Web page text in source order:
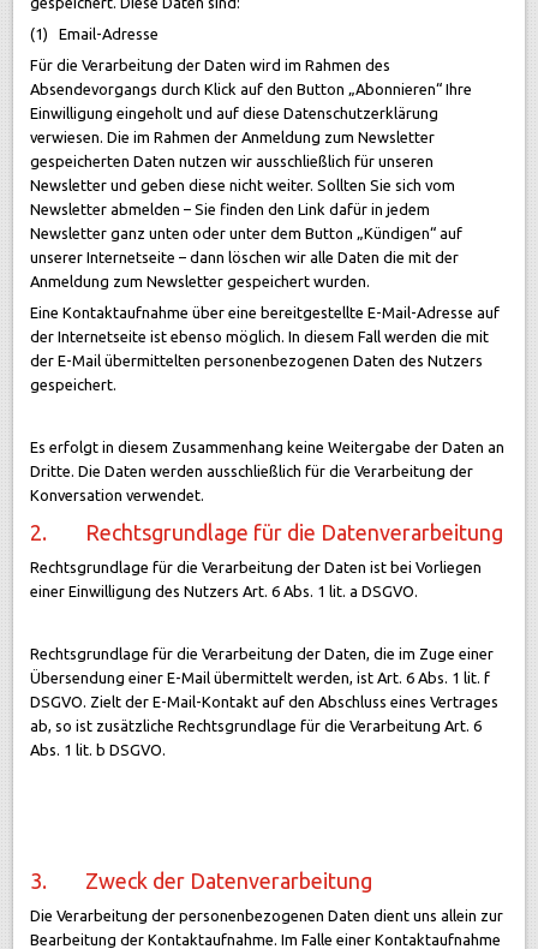
(1) Email-Adresse
Für die Verarbeitung der Daten wird im Rahmen des
Absendevorgangs durch Klick auf den Button „Abonnieren“ Ihre
Einwilligung eingeholt und auf diese Datenschutzerklärung
verwiesen. Die im Rahmen der Anmeldung zum Newsletter
gespeicherten Daten nutzen wir ausschließlich für unseren
Newsletter und geben diese nicht weiter. Sollten Sie sich vom
Newsletter abmelden – Sie finden den Link dafür in jedem
Newsletter ganz unten oder unter dem Button „Kündigen“ auf
unserer Internetseite – dann löschen wir alle Daten die mit der
Anmeldung zum Newsletter gespeichert wurden.
Eine Kontaktaufnahme über eine bereitgestellte E-Mail-Adresse auf
der Internetseite ist ebenso möglich. In diesem Fall werden die mit
der E-Mail übermittelten personenbezogenen Daten des Nutzers
gespeichert.
Es erfolgt in diesem Zusammenhang keine Weitergabe der Daten an
Dritte. Die Daten werden ausschließlich für die Verarbeitung der
Konversation verwendet.
2. Rechtsgrundlage für die Datenverarbeitung
Rechtsgrundlage für die Verarbeitung der Daten ist bei Vorliegen
einer Einwilligung des Nutzers Art. 6 Abs. 1 lit. a DSGVO.
Rechtsgrundlage für die Verarbeitung der Daten, die im Zuge einer
Übersendung einer E-Mail übermittelt werden, ist Art. 6 Abs. 1 lit. f
DSGVO. Zielt der E-Mail-Kontakt auf den Abschluss eines Vertrages
ab, so ist zusätzliche Rechtsgrundlage für die Verarbeitung Art. 6
Abs. 1 lit. b DSGVO.
3. Zweck der Datenverarbeitung
Die Verarbeitung der personenbezogenen Daten dient uns allein zur
Bearbeitung der Kontaktaufnahme. Im Falle einer Kontaktaufnahme